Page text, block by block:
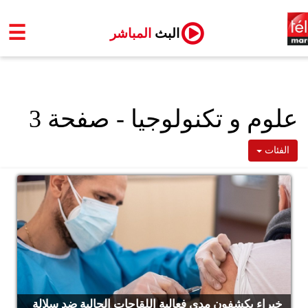
☰ البث المباشر
علوم و تكنولوجيا - صفحة 3
الفئات
خبراء يكشفون مدى فعالية اللقاحات الحالية ضد سلالة